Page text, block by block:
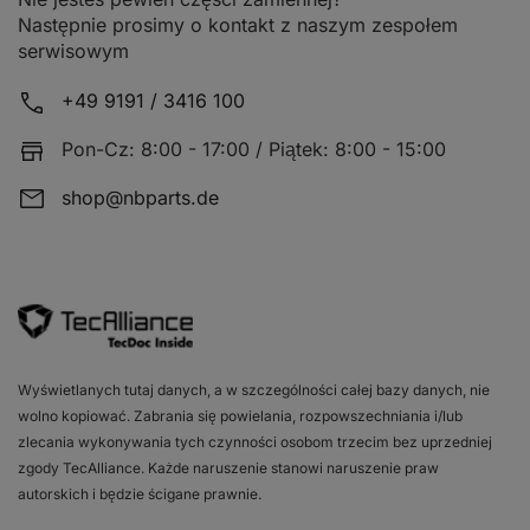
Pobieranie / załączniki
Bezeichnung Motorisierung
AUDI 80 (8C, B4)
1.9 TD
Następnie prosimy o kontakt z naszym zespołem
serwisowym
+49 9191 / 3416 100
Pon-Cz: 8:00 - 17:00 / Piątek: 8:00 - 15:00
shop@nbparts.de
Wyświetlanych tutaj danych, a w szczególności całej bazy danych, nie
wolno kopiować. Zabrania się powielania, rozpowszechniania i/lub
zlecania wykonywania tych czynności osobom trzecim bez uprzedniej
zgody TecAlliance. Każde naruszenie stanowi naruszenie praw
autorskich i będzie ścigane prawnie.